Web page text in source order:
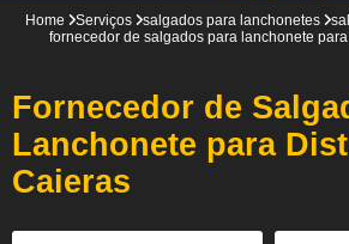
Home Serviços salgados para lanchonetes
fornecedor de salgados para lanchonete
Fornecedor de
Lanchonete para
Caieras